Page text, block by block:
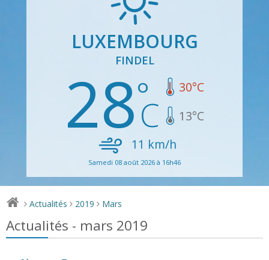
LUXEMBOURG
FINDEL
28 30°C
13°C
11 km/h
Samedi 08 août 2026 à 16h46
> Actualités > 2019 > Mars
Actualités - mars 2019